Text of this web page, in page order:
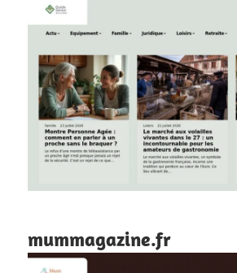
mummagazine.fr